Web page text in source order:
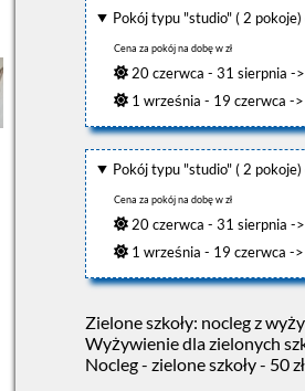
Pokój typu "studio" ( 2 pokoje)
Cena za pokój na dobę w zł
20 czerwca - 31 sierpnia ->
1 września - 19 czerwca ->
Pokój typu "studio" ( 2 pokoje)
Cena za pokój na dobę w zł
20 czerwca - 31 sierpnia ->
1 września - 19 czerwca ->
Zielone szkoły: nocleg z
Wyżywienie dla zielonych
Nocleg - zielone szkoły - 50